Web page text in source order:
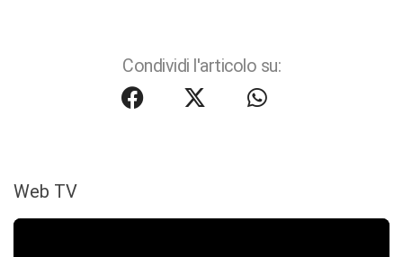
Condividi l'articolo su:
Web TV